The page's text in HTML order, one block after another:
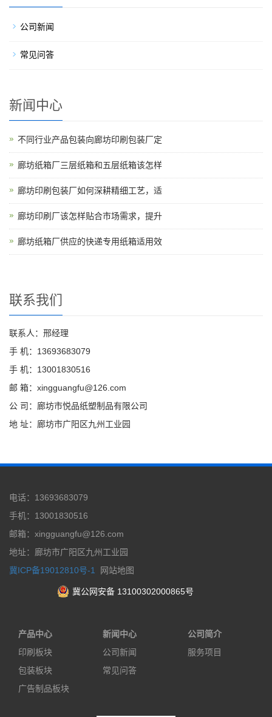
公司新闻
常见问答
新闻中心
不同行业产品包装向廊坊印刷包装厂定
廊坊纸箱厂三层纸箱和五层纸箱该怎样
廊坊印刷包装厂如何深耕精细工艺，适
廊坊印刷厂该怎样贴合市场需求，提升
廊坊纸箱厂供应的快递专用纸箱适用效
联系我们
联系人：邢经理
手 机：13693683079
手 机：13001830516
邮 箱：xingguangfu@126.com
公 司：廊坊市悦品纸塑制品有限公司
地 址：廊坊市广阳区九州工业园
电话：13693683079
手机：13001830516
邮箱：xingguangfu@126.com
地址：廊坊市广阳区九州工业园
冀ICP备19012810号-1
网站地图
冀公网安备 13100302000865号
产品中心
印刷板块
包装板块
广告制品板块
新闻中心
公司新闻
常见问答
公司简介
服务项目